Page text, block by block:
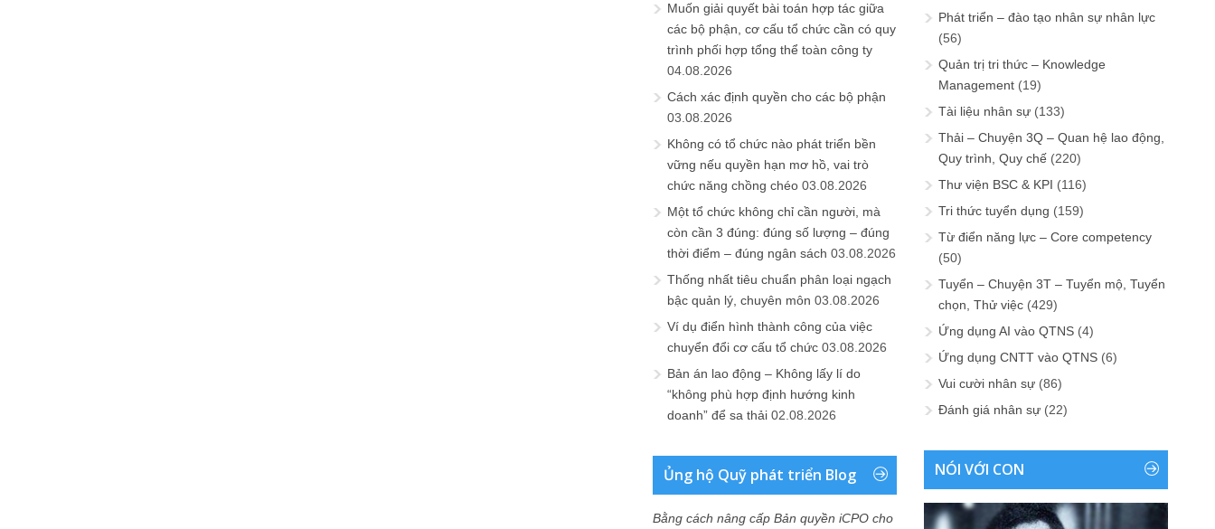
Muốn giải quyết bài toán hợp tác giữa
các bộ phận, cơ cấu tổ chức cần có quy
trình phối hợp tổng thể toàn công ty
04.08.2026
Cách xác định quyền cho các bộ phận
03.08.2026
Không có tổ chức nào phát triển bền
vững nếu quyền hạn mơ hồ, vai trò
chức năng chồng chéo 03.08.2026
Một tổ chức không chỉ cần người, mà
còn cần 3 đúng: đúng số lượng – đúng
thời điểm – đúng ngân sách 03.08.2026
Thống nhất tiêu chuẩn phân loại ngạch
bậc quản lý, chuyên môn 03.08.2026
Ví dụ điển hình thành công của việc
chuyển đổi cơ cấu tổ chức 03.08.2026
Bản án lao động – Không lấy lí do
“không phù hợp định hướng kinh
doanh” để sa thải 02.08.2026
Ủng hộ Quỹ phát triển Blog
Bằng cách nâng cấp Bản quyền iCPO cho
Phát triển – đào tạo nhân sự nhân lực
(56)
Quản trị tri thức – Knowledge
Management (19)
Tài liệu nhân sự (133)
Thải – Chuyện 3Q – Quan hệ lao động,
Quy trình, Quy chế (220)
Thư viện BSC & KPI (116)
Tri thức tuyển dụng (159)
Từ điển năng lực – Core competency
(50)
Tuyển – Chuyện 3T – Tuyển mộ, Tuyển
chọn, Thử việc (429)
Ứng dụng AI vào QTNS (4)
Ứng dụng CNTT vào QTNS (6)
Vui cười nhân sự (86)
Đánh giá nhân sự (22)
NÓI VỚI CON